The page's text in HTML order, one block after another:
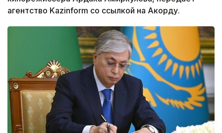
агентство Kazinform со ссылкой на Акорду.